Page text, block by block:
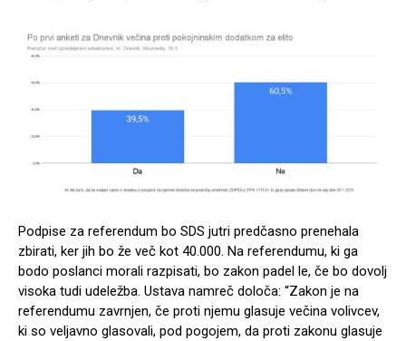
Podpise za referendum bo SDS jutri predčasno prenehala
zbirati, ker jih bo že več kot 40.000. Na referendumu, ki ga
bodo poslanci morali razpisati, bo zakon padel le, če bo dovolj
visoka tudi udeležba. Ustava namreč določa: “Zakon je na
referendumu zavrnjen, če proti njemu glasuje večina volivcev,
ki so veljavno glasovali, pod pogojem, da proti zakonu glasuje